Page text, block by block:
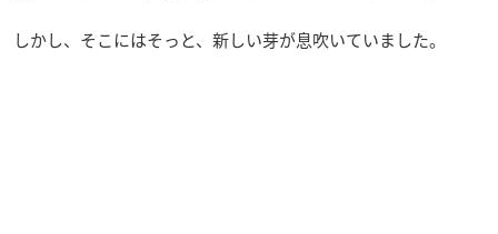
しかし、そこにはそっと、新しい芽が息吹いていました。